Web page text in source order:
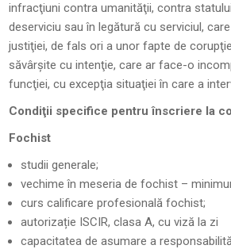
infracţiuni contra umanităţii, contra
deserviciu sau în legătură cu serviciul,
justiţiei, de fals ori a unor fapte de
săvârşite cu intenţie, care ar face-o
funcţiei, cu excepţia situaţiei în care a
Condiţii specifice pentru înscriere la
Fochist
studii generale;
vechime în meseria de fochist –
curs calificare profesională fochist;
autorizație ISCIR, clasa A, cu viză la zi
capacitatea de asumare a